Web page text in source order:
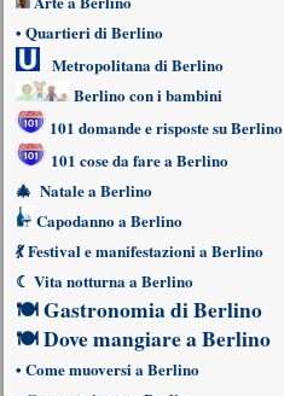
• Quartieri di Berlino
Metropolitana di Berlino
Berlino con i bambini
101 domande e risposte su Berlino
101 cose da fare a Berlino
🎄 Natale a Berlino
Capodanno a Berlino
💃Festival e manifestazioni a Berlino
☾ Vita notturna a Berlino
🍽Gastronomia di Berlino
🍽Dove mangiare a Berlino
• Come muoversi a Berlino